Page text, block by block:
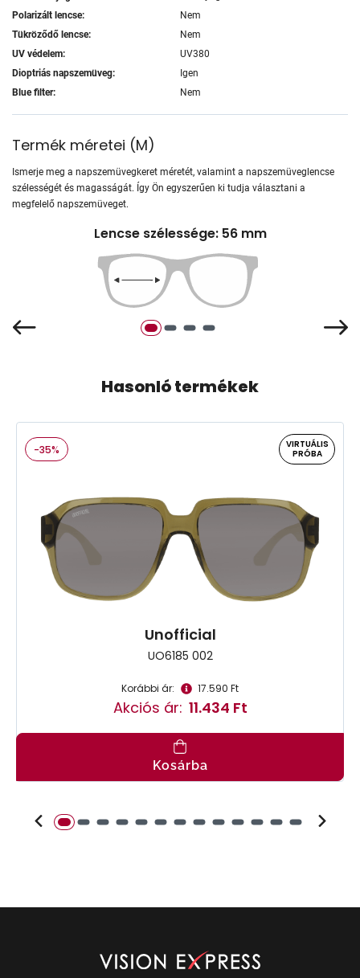
Polarizált lencse:
Nem
Tükröződő lencse:
Nem
UV védelem:
UV380
Dioptriás napszemüveg:
Igen
Blue filter:
Nem
Termék méretei (M)
Ismerje meg a napszemüvegkeret méretét, valamint a napszemüveglencse
szélességét és magasságát. Így Ön egyszerűen ki tudja választani a
megfelelő napszemüveget.
Lencse szélessége: 56 mm
Hasonló termékek
-35%
VIRTUÁLIS
PRÓBA
Unofficial
UO6185 002
Korábbi ár: 17.590 Ft
Akciós ár: 11.434 Ft
Kosárba